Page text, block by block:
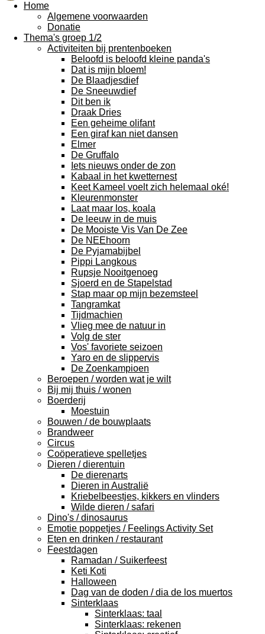
Home
Algemene voorwaarden
Donatie
Thema's groep 1/2
Activiteiten bij prentenboeken
Beloofd is beloofd kleine panda's
Dat is mijn bloem!
De Blaadjesdief
De Sneeuwdief
Dit ben ik
Draak Dries
Een geheime olifant
Een giraf kan niet dansen
Elmer
De Gruffalo
Iets nieuws onder de zon
Kabaal in het kwetternest
Keet Kameel voelt zich helemaal oké!
Kleurenmonster
Laat maar los, koala
De leeuw in de muis
De Mooiste Vis Van De Zee
De NEEhoorn
De Pyjamabijbel
Pippi Langkous
Rupsje Nooitgenoeg
Sjoerd en de Stapelstad
Stap maar op mijn bezemsteel
Tangramkat
Tijdmachien
Vlieg mee de natuur in
Volg de ster
Vos' favoriete seizoen
Yaro en de slippervis
De Zoenkampioen
Beroepen / worden wat je wilt
Bij mij thuis / wonen
Boerderij
Moestuin
Bouwen / de bouwplaats
Brandweer
Circus
Coöperatieve spelletjes
Dieren / dierentuin
De dierenarts
Dieren in Australië
Kriebelbeestjes, kikkers en vlinders
Wilde dieren / safari
Dino's / dinosaurus
Emotie poppetjes / Feelings Activity Set
Eten en drinken / restaurant
Feestdagen
Ramadan / Suikerfeest
Keti Koti
Halloween
Dag van de doden / dia de los muertos
Sinterklaas
Sinterklaas: taal
Sinterklaas: rekenen